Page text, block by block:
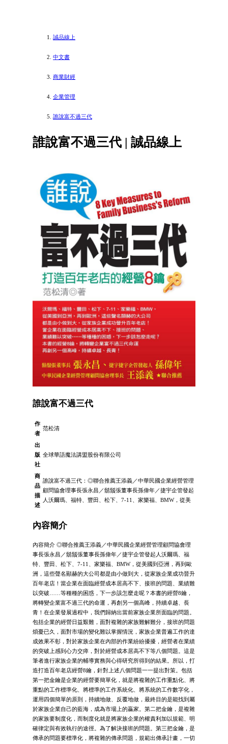
誠品線上
中文書
商業財經
企業管理
誰說富不過三代
誰說富不過三代 | 誠品線上
誰說富不過三代
作
者
范松清
出
版
社
全球華語魔法講盟股份有限公司
商
品
描
述
誰說富不過三代：◎聯合推薦王添義／中華民國企業經營管理
顧問協會理事長張永昌／鬍鬚張董事長孫偉年／捷宇企管發起
人沃爾瑪、福特、豐田、松下、7-11、家樂福、BMW，從美
內容簡介
內容簡介 ◎聯合推薦王添義／中華民國企業經營管理顧問協會理
事長張永昌／鬍鬚張董事長孫偉年／捷宇企管發起人沃爾瑪、福
特、豐田、松下、7-11、家樂福、BMW，從美國到亞洲，再到歐
洲，這些聲名顯赫的大公司都是由小做到大，從家族企業成功晉升
百年老店！當企業在面臨經營成本居高不下、接班的問題、業績難
以突破……等種種的困惑，下一步該怎麼走呢？本書的經營8鑰，
將轉變企業富不過三代的命運，再創另一個高峰，持續卓越、長
青！在企業發展過程中，我們歸納出當前家族企業所面臨的問題。
包括企業的經營日益艱難，面對複雜的家族難解難分，接班的問題
煩憂已久，面對市場的變化難以掌握情況，家族企業普遍工作的達
成效果不彰，對於家族企業在內部的作業紛紛擾擾，經營者在業績
的突破上感到心力交瘁，對於經營成本居高不下等八個問題。這是
筆者進行家族企業的輔導實務與心得研究所得到的結果。所以，打
造打造百年老店經營8鑰，針對上述八個問題一一提出對策。包括
第一把金鑰是企業的經營要簡單化，就是將複雜的工作重點化、將
重點的工作標準化、將標準的工作系統化、將系統的工作數字化，
運用四個簡單的原則，持續地做、反覆地做，最終目的是能找到屬
於家族企業自己的藍海，成為市場上的贏家。第二把金鑰，是複雜
的家族要制度化，而制度化就是將家族企業的權責利加以規範、明
確律定與有效執行的途徑。為了解決接班的問題。第三把金鑰，是
傳承的問題要標準化，將複雜的傳承問題，規範出傳承計畫，一切